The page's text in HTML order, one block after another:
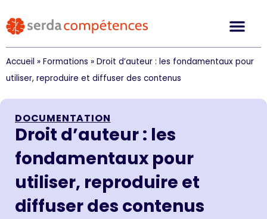
Accueil » Formations » Droit d’auteur : les fondamentaux pour
utiliser, reproduire et diffuser des contenus
DOCUMENTATION
Droit d’auteur : les
fondamentaux pour
utiliser, reproduire et
diffuser des contenus